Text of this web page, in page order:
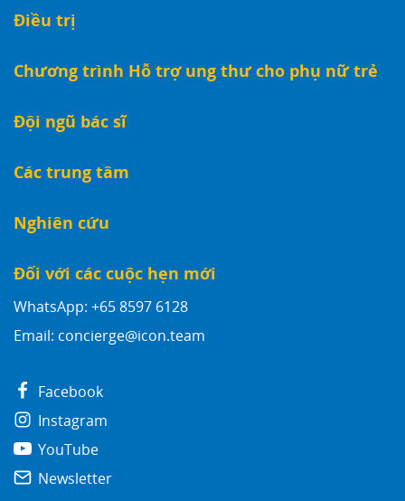
Điều trị
Chương trình Hỗ trợ ung thư cho phụ nữ trẻ
Đội ngũ bác sĩ
Các trung tâm
Nghiên cứu
Đối với các cuộc hẹn mới
WhatsApp: +65 8597 6128
Email: concierge@icon.team
Facebook
Instagram
YouTube
Newsletter